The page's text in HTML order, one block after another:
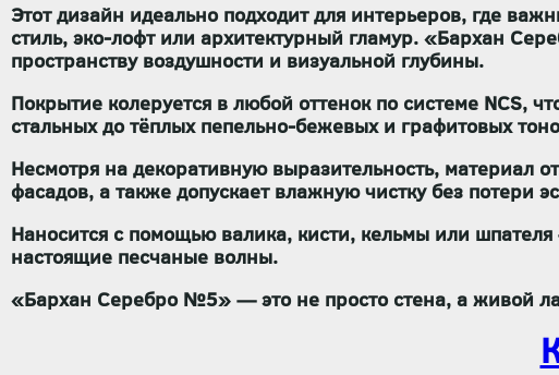
Этот дизайн идеально подходит для интерьеров, где
стиль, эко-лофт или архитектурный гламур. «Бархан
пространству воздушности и визуальной глубины.
Покрытие колеруется в любой оттенок по системе NCS,
стальных до тёплых пепельно-бежевых и графитовых
Несмотря на декоративную выразительность, материал
фасадов, а также допускает влажную чистку без потери
Наносится с помощью валика, кисти, кельмы или
настоящие песчаные волны.
«Бархан Серебро №5» — это не просто стена, а живой